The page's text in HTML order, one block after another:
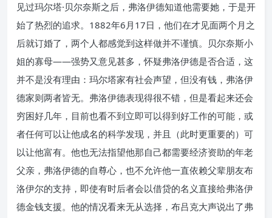
见过玛尔塔·贝尔奈斯之后，弗洛伊德知道他需要她，于是开
始了热烈的追求。1882年6月17日，他们在才见面两个月之
后就订婚了，两个人都感觉到这样做并不谨慎。贝尔奈斯小
姐的寡母——强势又意见甚多，怀疑弗洛伊德是否合适，这
并不是没有理由：玛尔塔家有社会声望，但没有钱，弗洛伊
德家则两者皆无。弗洛伊德表现得很不错，但是看起来还会
穷困好几年，目前也看不到立即可以得到好工作的可能，或
者任何可以让他成名的科学发现，并且（此时更重要的）可
以让他富有。他也无法指望他那自己都需要经济资助的年老
父亲，弗洛伊德的自尊心，也不允许他一直依赖父辈朋友布
洛伊尔的支持，即使有时后者会以借贷的名义直接给弗洛伊
德金钱支援。他的情况看来无从选择，布吕克大声说出了弗